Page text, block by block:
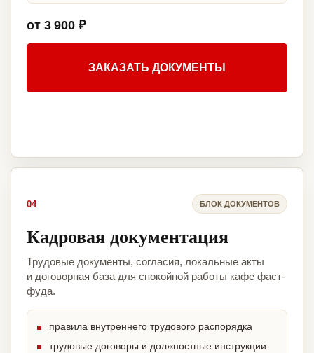
от 3 900 ₽
ЗАКАЗАТЬ ДОКУМЕНТЫ
04 БЛОК ДОКУМЕНТОВ
Кадровая документация
Трудовые документы, согласия, локальные акты
и договорная база для спокойной работы кафе фаст-
фуда.
правила внутреннего трудового распорядка
трудовые договоры и должностные инструкции